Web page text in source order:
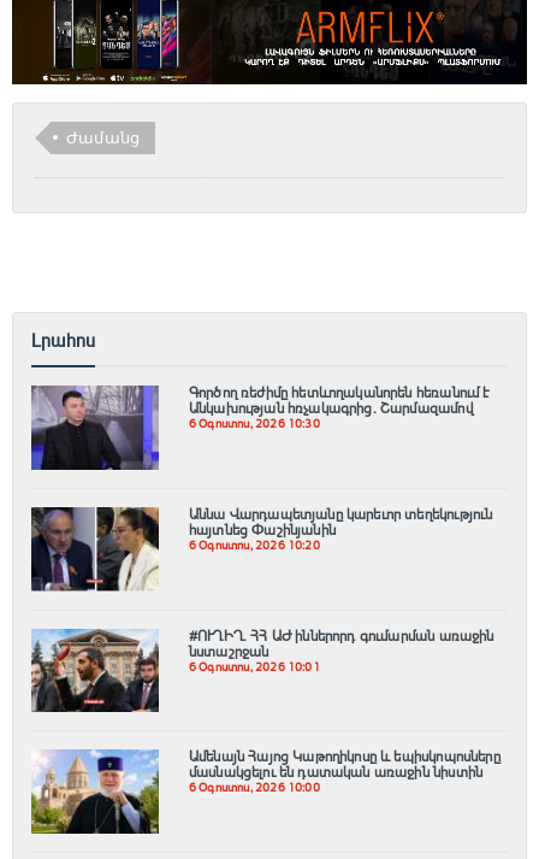
Ժամանց
Լրահոս
Գործող ռեժիմը հետևողականորեն հեռանում է
Անկախության հռչակագրից․ Շարմազամով
6 Օգոստոս, 2026 10:30
Աննա Վարդապետյանը կարեւոր տեղեկություն
հայտնեց Փաշինյանին
6 Օգոստոս, 2026 10:20
#ՈՒՂԻՂ․ ՀՀ ԱԺ իններորդ գումարման առաջին
նստաշրջան
6 Օգոստոս, 2026 10:01
Ամենայն Հայոց Կաթողիկոսը և եպիսկոպոսները
մասնակցելու են դատական առաջին նիստին
6 Օգոստոս, 2026 10:00